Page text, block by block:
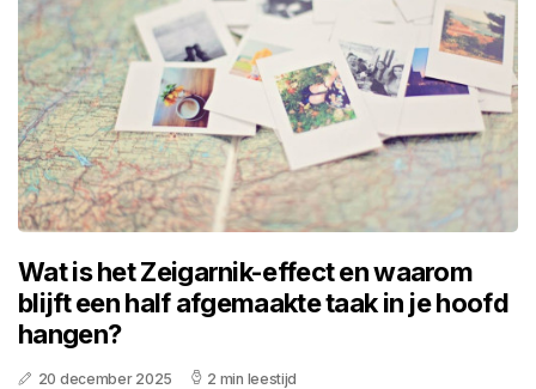
Wat is het Zeigarnik-effect en waarom
blijft een half afgemaakte taak in je hoofd
hangen?
20 december 2025 2 min leestijd